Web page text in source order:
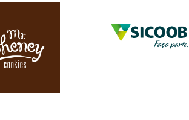
VEJA MAIS
VEJA MAIS